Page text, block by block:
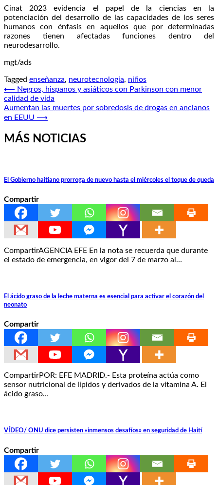
Cinat 2023 evidencia el papel de la ciencias en la
potenciación del desarrollo de las capacidades de los seres
humanos con énfasis en aquellos que por determinadas
razones tienen afectadas funciones dentro del
neurodesarrollo.
mgt/ads
Tagged enseñanza, neurotecnología, niños
Navegación
de
entradas
⟵ Negros, hispanos y asiáticos con Parkinson con menor
calidad de vida
Aumentan las muertes por sobredosis de drogas en ancianos
en EEUU ⟶
MÁS NOTICIAS
El Gobierno haitiano prorroga de nuevo hasta el miércoles el toque de queda
Compartir
CompartirAGENCIA EFE En la nota se recuerda que durante
el estado de emergencia, en vigor del 7 de marzo al…
El ácido graso de la leche materna es esencial para activar el corazón del
neonato
Compartir
CompartirPOR: EFE MADRID.- Esta proteína actúa como
sensor nutricional de lípidos y derivados de la vitamina A. El
ácido graso…
VÍDEO/ ONU dice persisten «inmensos desafíos» en seguridad de Haití
Compartir